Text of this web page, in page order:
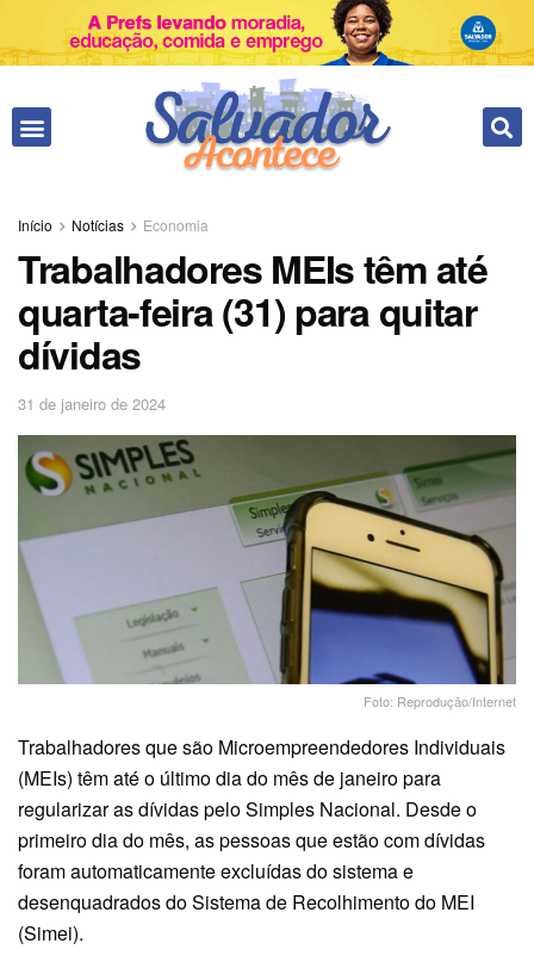
Início Notícias Economia
Trabalhadores MEIs têm até
quarta-feira (31) para quitar
dívidas
31 de janeiro de 2024
Foto: Reprodução/Internet
Trabalhadores que são Microempreendedores Individuais
(MEIs) têm até o último dia do mês de janeiro para
regularizar as dívidas pelo Simples Nacional. Desde o
primeiro dia do mês, as pessoas que estão com dívidas
foram automaticamente excluídas do sistema e
desenquadrados do Sistema de Recolhimento do MEI
(Simei).